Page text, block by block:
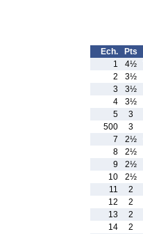
Ech. Pts
1
4½
2
3½
3
3½
4
3½
5
3
500
3
7
2½
8
2½
9
2½
10
2½
11
2
12
2
13
2
14
2